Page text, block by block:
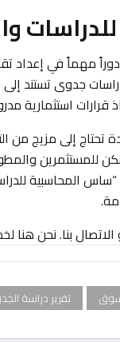
مهماً في إعداد
جدوى تستند إلى
قرارات
إلى مزيج من
للمستثمرين
المحاسبية
الاتصال بنا. نحن
تقرير دراسة